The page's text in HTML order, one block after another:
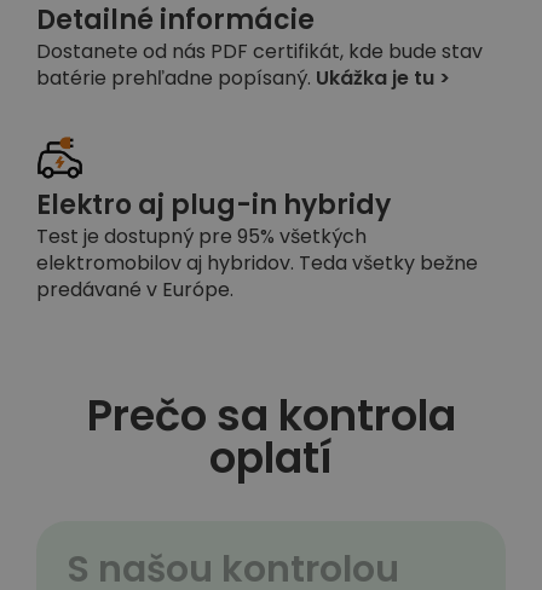
Detailné informácie
Dostanete od nás PDF certifikát, kde bude stav
batérie prehľadne popísaný. Ukážka je tu >
Elektro aj plug-in hybridy
Test je dostupný pre 95% všetkých
elektromobilov aj hybridov. Teda všetky bežne
predávané v Európe.
Prečo sa kontrola
oplatí
S našou kontrolou